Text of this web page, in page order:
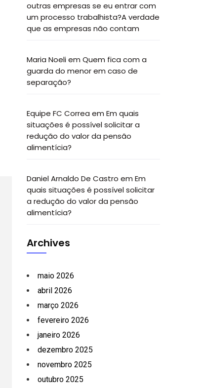
outras empresas se eu entrar com
um processo trabalhista?A verdade
que as empresas não contam
Maria Noeliem Quem fica com a
guarda do menor em caso de
separação?
Equipe FC Correa em Em quais
situações é possível solicitar a
redução do valor da pensão
alimentícia?
Daniel Arnaldo De Castro em Em
quais situações é possível solicitar
a redução do valor da pensão
alimentícia?
Archives
maio 2026
abril 2026
março 2026
fevereiro 2026
janeiro 2026
dezembro 2025
novembro 2025
outubro 2025